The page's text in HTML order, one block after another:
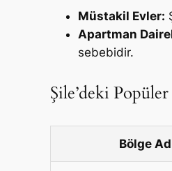
Müstakil Evler:
Apartman
sebebidir.
Şile’deki
Bölge